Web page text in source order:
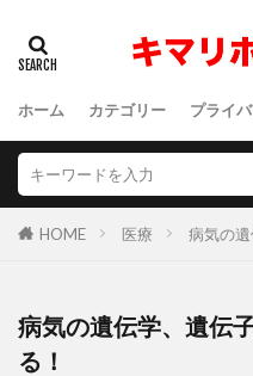
ホーム カテゴリー プライ
HOME 医療 病気の
病気の遺伝学、遺伝
る！